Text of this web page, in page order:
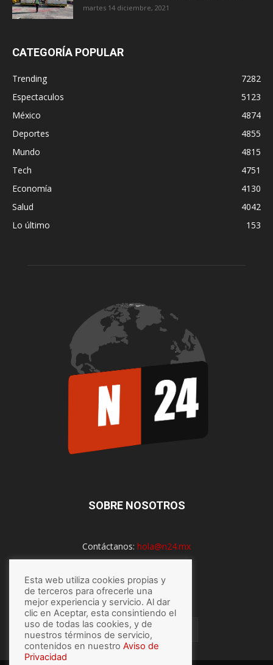
martes 14 diciembre, 2021
CATEGORÍA POPULAR
Trending
7282
Espectaculos
5123
México
4874
Deportes
4855
Mundo
4815
Tech
4751
Economía
4130
Salud
4042
Lo último
153
SOBRE NOSOTROS
Contáctanos: hola@n24.mx
SÍGUENOS
Esta web utiliza cookies propias y
de terceros para ofrecerle una
mejor experiencia y servicio. Al dar
clic en Aceptar, esta consintiendo el
uso de todas las cookies, y de
nuestros términos de servicio,
contenidos en nuestro Aviso de
Privacidad